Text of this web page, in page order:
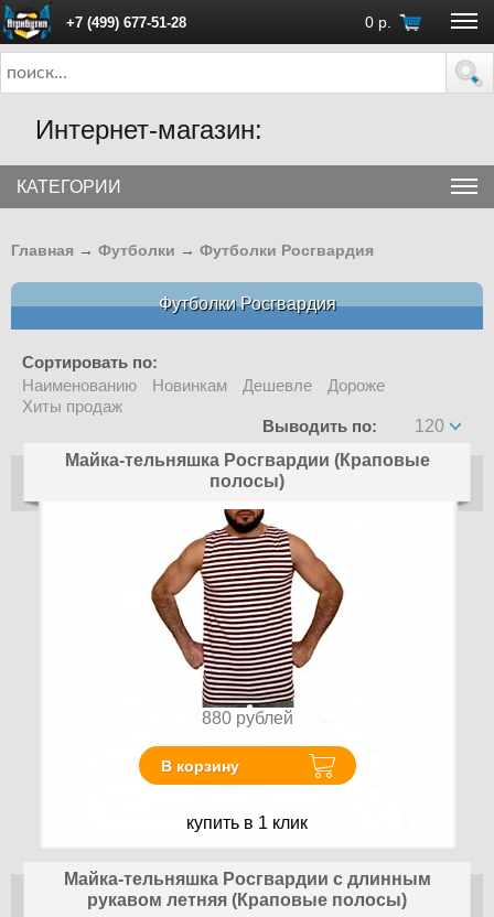
+7 (499) 677-51-28 0 р.
ПН - ПТ с 10:00 до 18:00 (Москва)
Интернет-магазин:
КАТЕГОРИИ
Главная → Футболки → Футболки Росгвардия
Футболки Росгвардия
Сортировать по:
Наименованию
Новинкам Дешевле
Дороже
Хиты продаж
Выводить по:
120
Майка-тельняшка Росгвардии (Краповые
полосы)
880 рублей
В корзину
купить в 1 клик
Майка-тельняшка Росгвардии с длинным
рукавом летняя (Краповые полосы)